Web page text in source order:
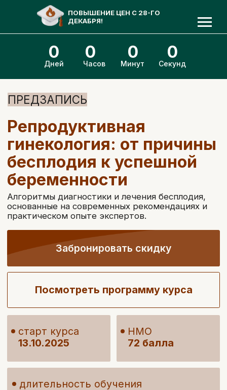
0
Дней
0
Часов
0
Минут
0
Секунд
Выбрать курс
ПОВЫШЕНИЕ ЦЕН С 28-ГО
ДЕКАБРЯ!
Репродуктивная
гинекология: от причины
беременности
НМО
72 балла
длительность обучения
13.10.2025
Алгоритмы диагностики и лечения бесплодия,
основанные на современных рекомендациях и
практическом опыте экспертов.
ПРЕДЗАПИСЬ
Забронировать скидку
Посмотреть программу курса